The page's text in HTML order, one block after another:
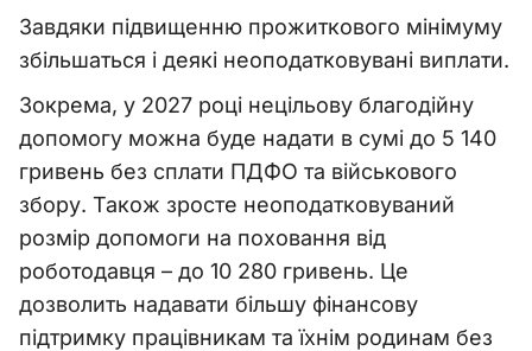
Завдяки підвищенню прожиткового мінімуму
збільшаться і деякі неоподатковувані виплати.
Зокрема, у 2027 році нецільову благодійну
допомогу можна буде надати в сумі до 5 140
гривень без сплати ПДФО та військового
збору. Також зросте неоподатковуваний
розмір допомоги на поховання від
роботодавця – до 10 280 гривень. Це
дозволить надавати більшу фінансову
підтримку працівникам та їхнім родинам без